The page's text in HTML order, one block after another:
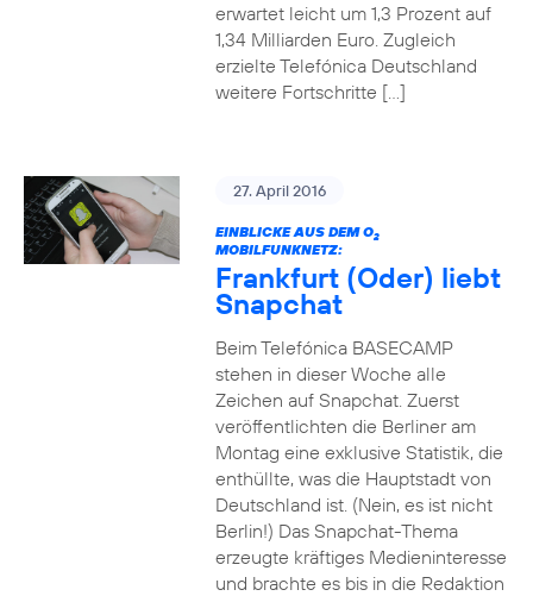
erwartet leicht um 1,3 Prozent auf
1,34 Milliarden Euro. Zugleich
erzielte Telefónica Deutschland
weitere Fortschritte […]
27. April 2016
EINBLICKE AUS DEM O2
MOBILFUNKNETZ:
Frankfurt (Oder) liebt
Snapchat
Beim Telefónica BASECAMP
stehen in dieser Woche alle
Zeichen auf Snapchat. Zuerst
veröffentlichten die Berliner am
Montag eine exklusive Statistik, die
enthüllte, was die Hauptstadt von
Deutschland ist. (Nein, es ist nicht
Berlin!) Das Snapchat-Thema
erzeugte kräftiges Medieninteresse
und brachte es bis in die Redaktion